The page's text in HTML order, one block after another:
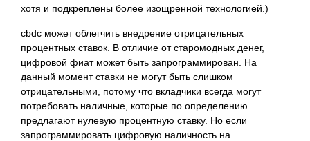
хотя и подкреплены более изощренной технологией.)
cbdc может облегчить внедрение отрицательных
процентных ставок. В отличие от старомодных денег,
цифровой фиат может быть запрограммирован. На
данный момент ставки не могут быть слишком
отрицательными, потому что вкладчики всегда могут
потребовать наличные, которые по определению
предлагают нулевую процентную ставку. Но если
запрограммировать цифровую наличность на